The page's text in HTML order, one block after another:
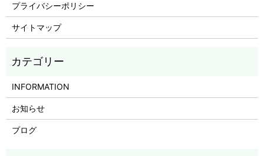
プライバシーポリシー
サイトマップ
INFORMATION
お知らせ
ブログ